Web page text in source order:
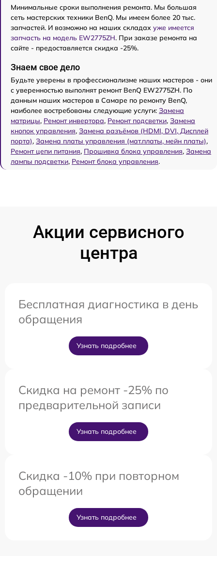
Минимальные сроки выполнения ремонта. Мы большая
сеть мастерских техники BenQ. Мы имеем более 20 тыс.
запчастей. И возможно на наших складах уже имеется
запчасть на модель EW2775ZH. При заказе ремонта на
сайте - предоставляется скидка -25%.
Знаем свое дело
Будьте уверены в профессионализме наших мастеров - они
с уверенностью выполнят ремонт BenQ EW2775ZH. По
данным наших мастеров в Самаре по ремонту BenQ,
наиболее востребованы следующие услуги: Замена
матрицы, Ремонт инвертора, Ремонт подсветки, Замена
кнопок управления, Замена разъёмов (HDMI, DVI, Дисплей
порта), Замена платы управления (мат.платы, мейн платы),
Ремонт цепи питания, Прошивка блока управления, Замена
лампы подсветки, Ремонт блока управления.
Акции сервисного
центра
Бесплатная диагностика в день
обращения
Узнать подробнее
Скидка на ремонт -25% по
предварительной записи
Узнать подробнее
Скидка -10% при повторном
обращении
Узнать подробнее